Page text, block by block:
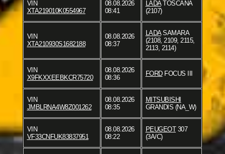
VIN
XTA219010K0554967
08.08.2026
08:41
LADATOSCANA
(2107)
VIN
XTA210930S1682188
08.08.2026
08:37
LADASAMARA
(2108, 2109, 2115,
2113, 2114)
VIN
X9FKXXEEBKCR75720
08.08.2026
08:36
FORDFOCUS III
VIN
JMBLRNA4W8Z001262
08.08.2026
08:35
MITSUBISHI
GRANDIS (NA_W)
VIN
VF33CNFUK83837951
08.08.2026
08:22
PEUGEOT307
(3A/C)